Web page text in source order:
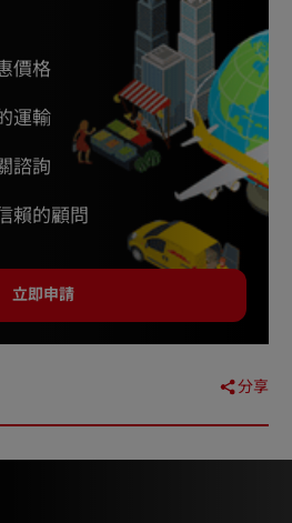
on the rise, study finds”,
into the US:
Pet Products Association,
General for Health
Commission
, Accessed
Animal & Veterinary
of Singapore
價格
運輸
諮詢
賴的顧問
立即申請
分享